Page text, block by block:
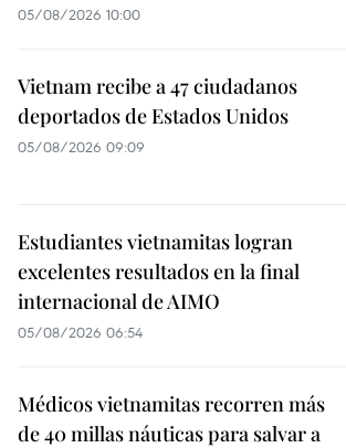
05/08/2026 10:00
Vietnam recibe a 47 ciudadanos
deportados de Estados Unidos
05/08/2026 09:09
Estudiantes vietnamitas logran
excelentes resultados en la final
internacional de AIMO
05/08/2026 06:54
Médicos vietnamitas recorren más
de 40 millas náuticas para salvar a